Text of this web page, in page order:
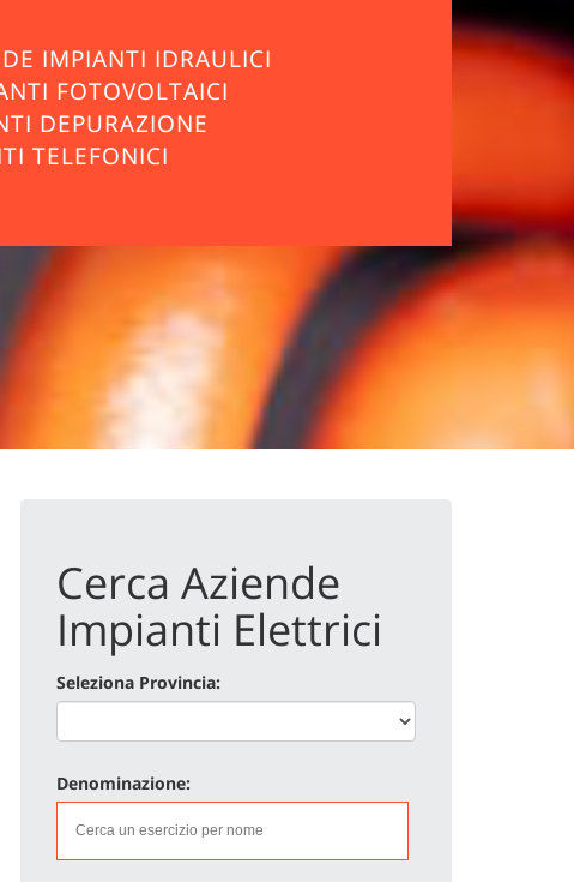
IMPIANTI IDRAULICI
FOTOVOLTAICI
DEPURAZIONE
TELEFONICI
Cerca Aziende
Impianti Elettrici
Seleziona Provincia:
Denominazione: